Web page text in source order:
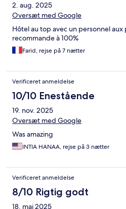
2. aug. 2025
Oversæt med Google
Hôtel au top avec un personnel aux
recommande à 100%
Farid, rejse på 7 nætter
Verificeret anmeldelse
10/10 Enestående
19. nov. 2025
Oversæt med Google
Was amazing
INTIA HANAA, rejse på 3 nætter
Verificeret anmeldelse
8/10 Rigtig godt
18. maj 2025